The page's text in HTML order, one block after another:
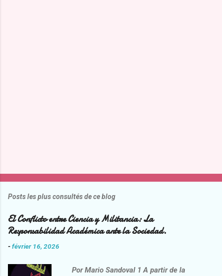
Posts les plus consultés de ce blog
El Conflicto entre Ciencia y Militancia: La
Responsabilidad Académica ante la Sociedad.
-février 16, 2026
Por Mario Sandoval 1 A partir de la